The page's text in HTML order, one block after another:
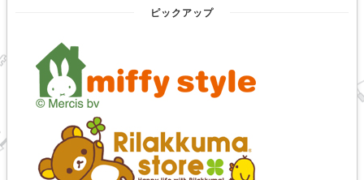
ピックアップ